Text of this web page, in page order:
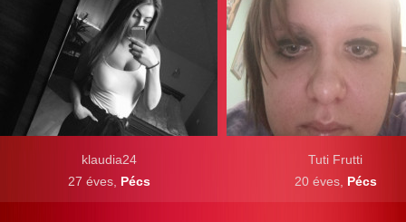
klaudia24
27 éves, Pécs
Tuti Frutti
20 éves, Pécs